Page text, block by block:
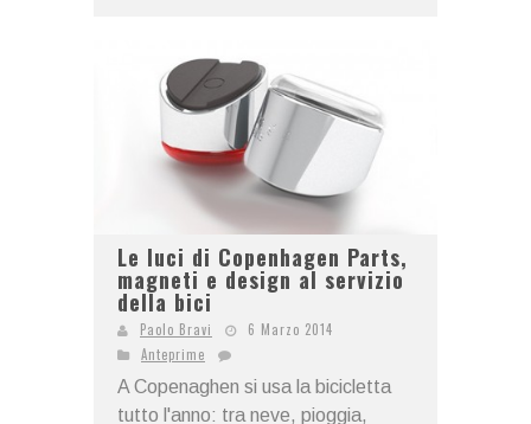
Le luci di Copenhagen Parts,
magneti e design al servizio
della bici
Paolo Bravi
6 Marzo 2014
Anteprime
A Copenaghen si usa la bicicletta
tutto l'anno: tra neve, pioggia,